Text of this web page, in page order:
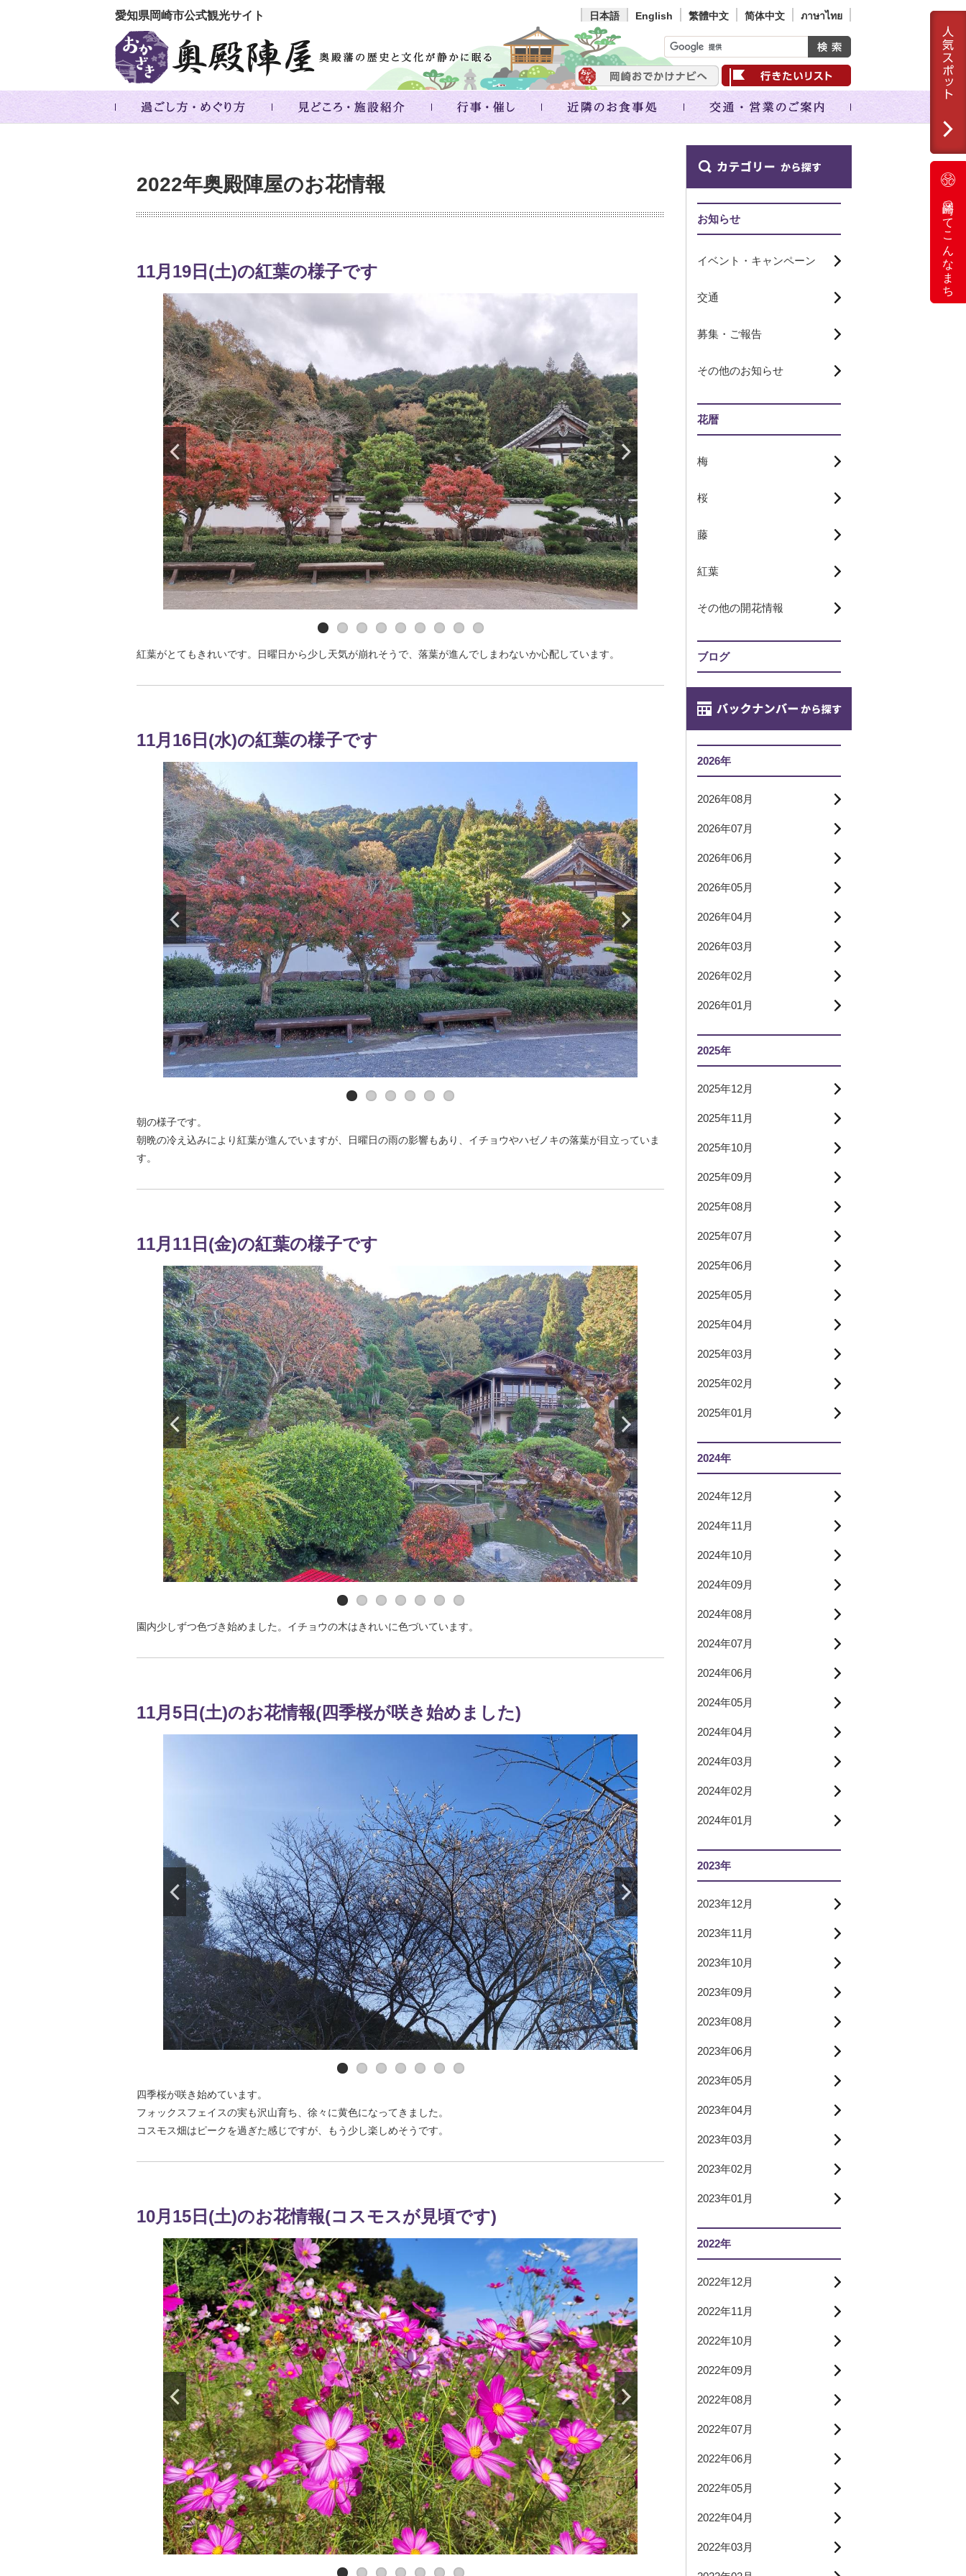
愛知県岡崎市公式観光サイト 日本語 English 繁體中文 简体中文 ภาษาไทย
岡崎ってこんなまち
2022年奥殿陣屋のお花情報
11月19日(土)の紅葉の様子です
紅葉がとてもきれいです。日曜日から少し天気が崩れそうで、落葉が進んでしまわないか心配しています。
11月16日(水)の紅葉の様子です
朝の様子です。
朝晩の冷え込みにより紅葉が進んでいますが、日曜日の雨の影響もあり、イチョウやハゼノキの落葉が目立っていま
す。
11月11日(金)の紅葉の様子です
園内少しずつ色づき始めました。イチョウの木はきれいに色づいています。
11月5日(土)のお花情報(四季桜が咲き始めました)
四季桜が咲き始めています。
フォックスフェイスの実も沢山育ち、徐々に黄色になってきました。
コスモス畑はピークを過ぎた感じですが、もう少し楽しめそうです。
10月15日(土)のお花情報(コスモスが見頃です)
お知らせ
イベント・キャンペーン
交通
募集・ご報告
その他のお知らせ
花暦
梅
桜
藤
紅葉
その他の開花情報
ブログ
2026年
2026年08月
2026年07月
2026年06月
2026年05月
2026年04月
2026年03月
2026年02月
2026年01月
2025年
2025年12月
2025年11月
2025年10月
2025年09月
2025年08月
2025年07月
2025年06月
2025年05月
2025年04月
2025年03月
2025年02月
2025年01月
2024年
2024年12月
2024年11月
2024年10月
2024年09月
2024年08月
2024年07月
2024年06月
2024年05月
2024年04月
2024年03月
2024年02月
2024年01月
2023年
2023年12月
2023年11月
2023年10月
2023年09月
2023年08月
2023年06月
2023年05月
2023年04月
2023年03月
2023年02月
2023年01月
2022年
2022年12月
2022年11月
2022年10月
2022年09月
2022年08月
2022年07月
2022年06月
2022年05月
2022年04月
2022年03月